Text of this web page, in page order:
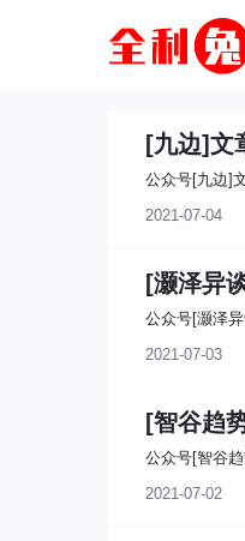
[九边]文
公众号[九边]
2021-07-04
[灏泽异
公众号[灏泽
2021-07-03
[智谷趋
公众号[智谷
2021-07-02